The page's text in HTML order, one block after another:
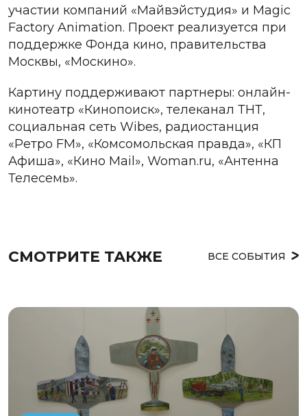
участии компаний «Майвэйстудия» и Magic
Factory Animation. Проект реализуется при
поддержке Фонда кино, правительства
Москвы, «Москино».
Картину поддерживают партнеры: онлайн-
кинотеатр «Кинопоиск», телеканал ТНТ,
социальная сеть Wibes, радиостанция
«Ретро FM», «Комсомольская правда», «КП
Афиша», «Кино Mail», Woman.ru, «Антенна
Телесемь».
СМОТРИТЕ ТАКЖЕ ВСЕ СОБЫТИЯ